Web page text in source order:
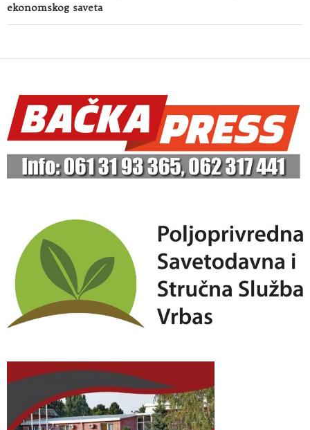
ekonomskog saveta